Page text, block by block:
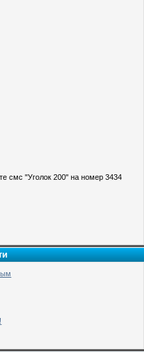
смс "Уголок 200" на номер 3434